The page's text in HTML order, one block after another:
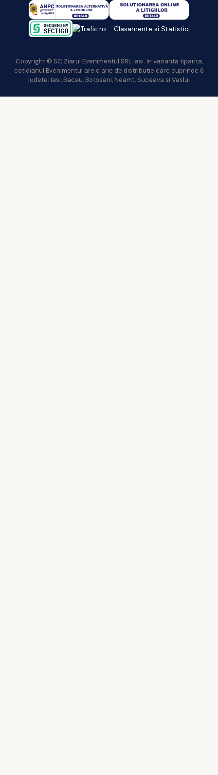
Copyright © SC Ziarul Evenimentul SRL Iasi. In varianta tiparita,
cotidianul Evenimentul are o arie de distributie care cuprinde 6
judete: Iasi, Bacau, Botosani, Neamt, Suceava si Vaslui